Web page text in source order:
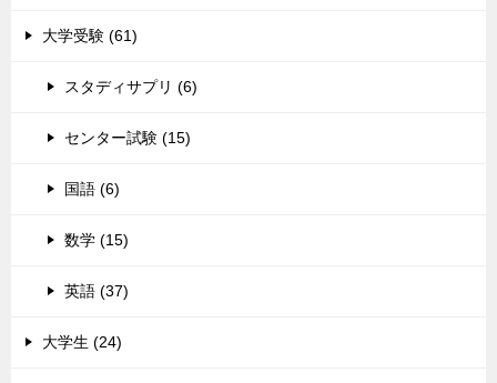
大学受験 (61)
スタディサプリ (6)
センター試験 (15)
国語 (6)
数学 (15)
英語 (37)
大学生 (24)